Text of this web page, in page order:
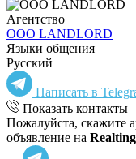
Агентство
ООО LANDLORD
Языки общения
Русский
Написать в
Показать контакты
Пожалуйста, скажите
объявление на